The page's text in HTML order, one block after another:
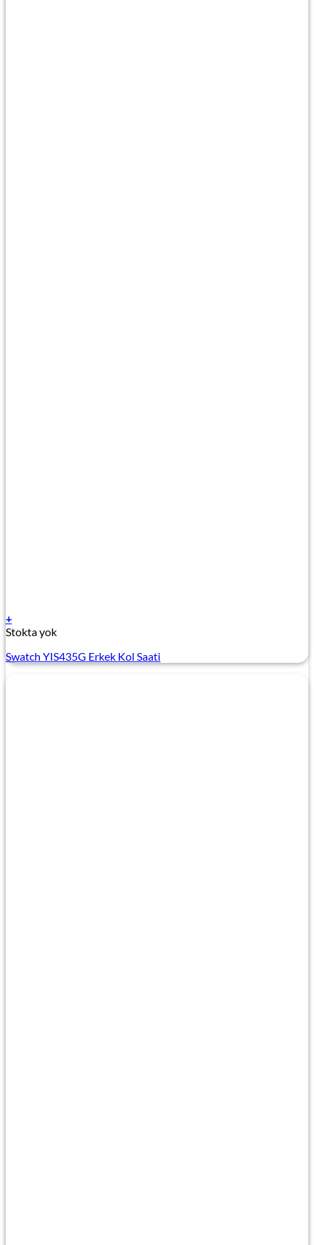
+
Stokta yok
Swatch YIS435G Erkek Kol Saati